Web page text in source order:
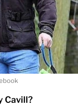
Cavill?